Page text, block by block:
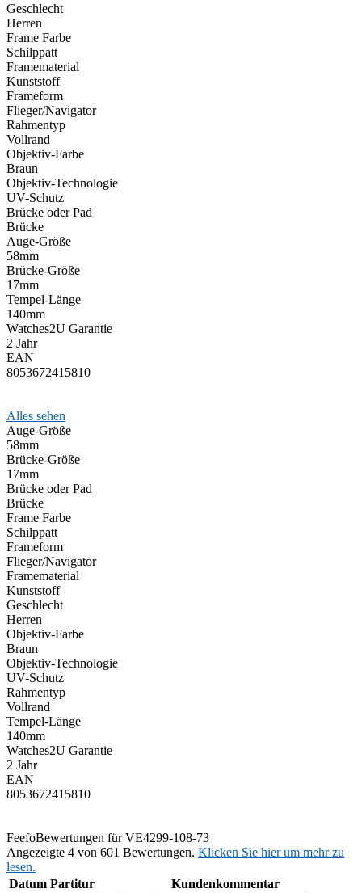
Geschlecht
Herren
Frame Farbe
Schilppatt
Framematerial
Kunststoff
Frameform
Flieger/Navigator
Rahmentyp
Vollrand
Objektiv-Farbe
Braun
Objektiv-Technologie
UV-Schutz
Brücke oder Pad
Brücke
Auge-Größe
58mm
Brücke-Größe
17mm
Tempel-Länge
140mm
Watches2U Garantie
2 Jahr
EAN
8053672415810
Alles sehen
Auge-Größe
58mm
Brücke-Größe
17mm
Brücke oder Pad
Brücke
Frame Farbe
Schilppatt
Frameform
Flieger/Navigator
Framematerial
Kunststoff
Geschlecht
Herren
Objektiv-Farbe
Braun
Objektiv-Technologie
UV-Schutz
Rahmentyp
Vollrand
Tempel-Länge
140mm
Watches2U Garantie
2 Jahr
EAN
8053672415810
FeefoBewertungen für VE4299-108-73
Angezeigte 4 von 601 Bewertungen. Klicken Sie hier um mehr zu
lesen.
Datum Partitur Kundenkommentar